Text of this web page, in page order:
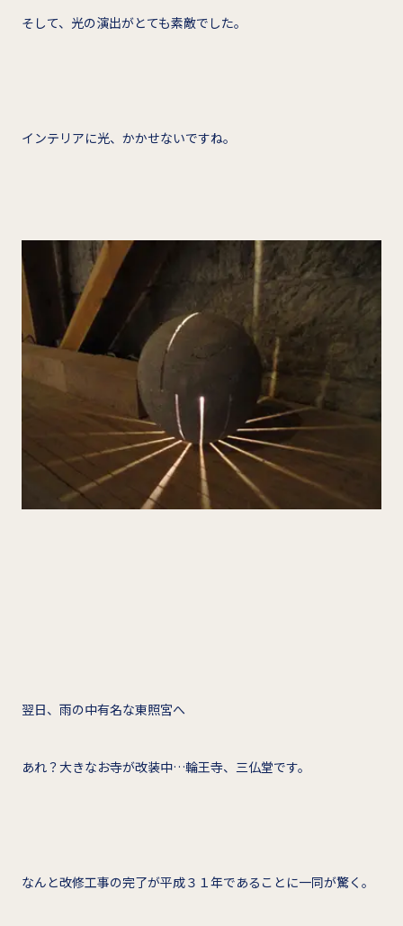
そして、光の演出がとても素敵でした。
インテリアに光、かかせないですね。
翌日、雨の中有名な東照宮へ
あれ？大きなお寺が改装中…輪王寺、三仏堂です。
なんと改修工事の完了が平成３１年であることに一同が驚く。